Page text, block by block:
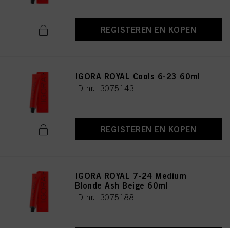
REGISTEREN EN KOPEN
IGORA ROYAL Cools 6-23 60ml
ID-nr. 3075143
REGISTEREN EN KOPEN
IGORA ROYAL 7-24 Medium
Blonde Ash Beige 60ml
ID-nr. 3075188